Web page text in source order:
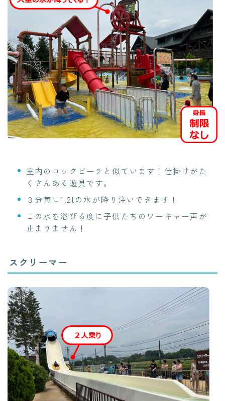
室内のロックビーチと似ています！仕掛けがた
くさんある遊具です。
３分毎に1.2tの水が降り注いできます！
この水を浴びる度に子供たちのワーキャー声が
止まりません！
スクリーマー